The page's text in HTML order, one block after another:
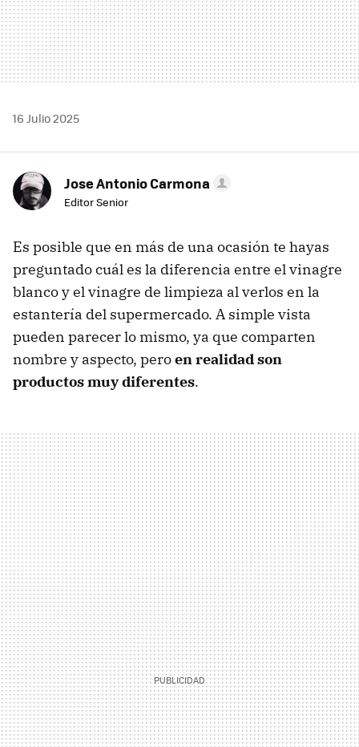
16 Julio 2025
Jose Antonio Carmona
Editor Senior
Es posible que en más de una ocasión te hayas
preguntado cuál es la diferencia entre el vinagre
blanco y el vinagre de limpieza al verlos en la
estantería del supermercado. A simple vista
pueden parecer lo mismo, ya que comparten
nombre y aspecto, peroen realidad son
productos muy diferentes.